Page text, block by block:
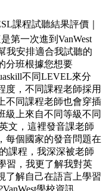
課程試聽結果評價｜
第一次進到VanWest
我安排適合我試聽的
分班根據您想要
不同LEVEL來分
度，不同課程老師採用
不同課程老師也會穿插
級上來自不同等級不同
文，這裡發音課老師
每個國家的發音問題在
課程，我深深被老師
習，我更了解我對英
了解自己在語言上學習
?VanWest學校資訊